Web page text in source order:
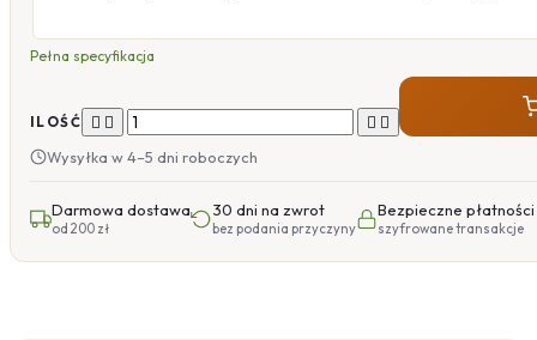
Pełna specyfikacja
ILOŚĆ    
Wysyłka w 4–5 dni roboczych
Darmowa dostawa
od 200 zł
30 dni na zwrot
bez podania przyczyny
Bezpieczne płatności
szyfrowane transakcje